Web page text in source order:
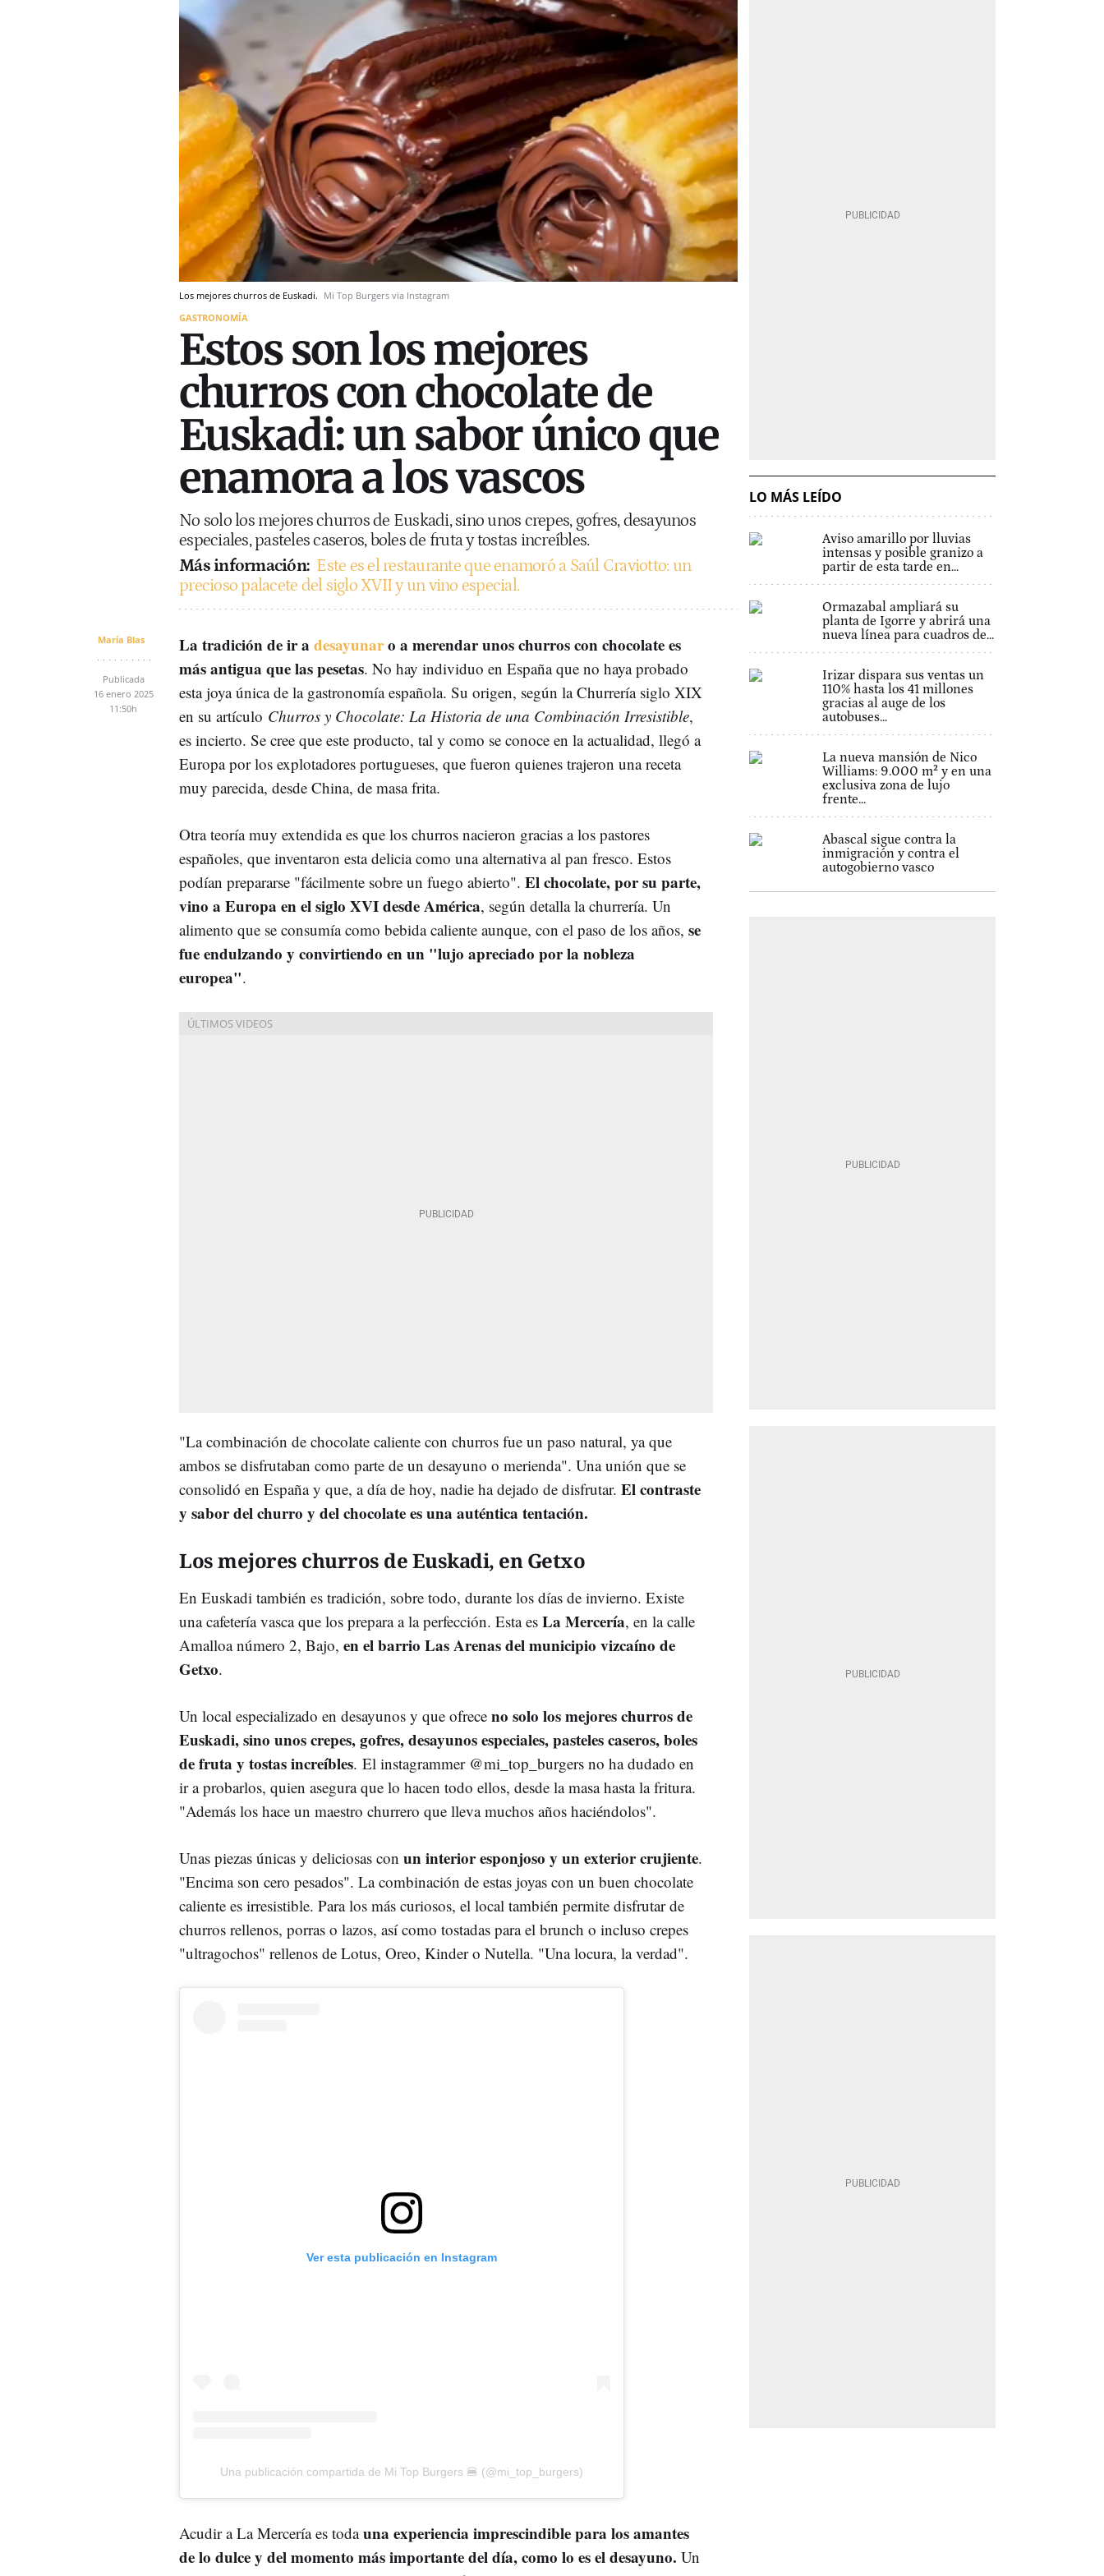
Los mejores churros de Euskadi. Mi Top Burgers via Instagram
GASTRONOMÍA
Estos son los mejores
churros con chocolate de
Euskadi: un sabor único que
enamora a los vascos
No solo los mejores churros de Euskadi, sino unos crepes, gofres, desayunos
especiales, pasteles caseros, boles de fruta y tostas increíbles.
Más información: Este es el restaurante que enamoró a Saúl Craviotto: un
precioso palacete del siglo XVII y un vino especial.
María Blas
Publicada
16 enero 2025
11:50h
La tradición de ir a desayunaro a merendar unos churros con chocolate es
más antigua que las pesetas. No hay individuo en España que no haya probado
esta joya única de la gastronomía española. Su origen, según la Churrería siglo XIX
en su artículo Churros y Chocolate: La Historia de una Combinación Irresistible,
es incierto. Se cree que este producto, tal y como se conoce en la actualidad, llegó a
Europa por los explotadores portugueses, que fueron quienes trajeron una receta
muy parecida, desde China, de masa frita.
Otra teoría muy extendida es que los churros nacieron gracias a los pastores
españoles, que inventaron esta delicia como una alternativa al pan fresco. Estos
podían prepararse "fácilmente sobre un fuego abierto". El chocolate, por su parte,
vino a Europa en el siglo XVI desde América, según detalla la churrería. Un
alimento que se consumía como bebida caliente aunque, con el paso de los años, se
fue endulzando y convirtiendo en un "lujo apreciado por la nobleza
europea".
"La combinación de chocolate caliente con churros fue un paso natural, ya que
ambos se disfrutaban como parte de un desayuno o merienda". Una unión que se
consolidó en España y que, a día de hoy, nadie ha dejado de disfrutar. El contraste
y sabor del churro y del chocolate es una auténtica tentación.
Los mejores churros de Euskadi, en Getxo
En Euskadi también es tradición, sobre todo, durante los días de invierno. Existe
una cafetería vasca que los prepara a la perfección. Esta es La Mercería, en la calle
Amalloa número 2, Bajo, en el barrio Las Arenas del municipio vizcaíno de
Getxo.
Un local especializado en desayunos y que ofrece no solo los mejores churros de
Euskadi, sino unos crepes, gofres, desayunos especiales, pasteles caseros, boles
de fruta y tostas increíbles. El instagrammer @mi_top_burgers no ha dudado en
ir a probarlos, quien asegura que lo hacen todo ellos, desde la masa hasta la fritura.
"Además los hace un maestro churrero que lleva muchos años haciéndolos".
Unas piezas únicas y deliciosas con un interior esponjoso y un exterior crujiente.
"Encima son cero pesados". La combinación de estas joyas con un buen chocolate
caliente es irresistible. Para los más curiosos, el local también permite disfrutar de
churros rellenos, porras o lazos, así como tostadas para el brunch o incluso crepes
"ultragochos" rellenos de Lotus, Oreo, Kinder o Nutella. "Una locura, la verdad".
Ver esta publicación en Instagram
Una publicación compartida de Mi Top Burgers 🍔 (@mi_top_burgers)
Acudir a La Mercería es todauna experiencia imprescindible para los amantes
de lo dulce y del momento más importante del día, como lo es el desayuno. Un
LO MÁS LEÍDO
Aviso amarillo por lluvias
intensas y posible granizo a
partir de esta tarde en...
Ormazabal ampliará su
planta de Igorre y abrirá una
nueva línea para cuadros de...
Irizar dispara sus ventas un
110% hasta los 41 millones
gracias al auge de los
autobuses...
La nueva mansión de Nico
Williams: 9.000 m² y en una
exclusiva zona de lujo
frente...
Abascal sigue contra la
inmigración y contra el
autogobierno vasco